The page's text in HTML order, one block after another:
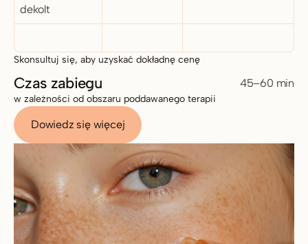
dekolt
Skonsultuj się, aby uzyskać dokładnę cenę
Czas zabiegu 45–60 min
w zależności od obszaru poddawanego terapii
Dowiedz się więcej